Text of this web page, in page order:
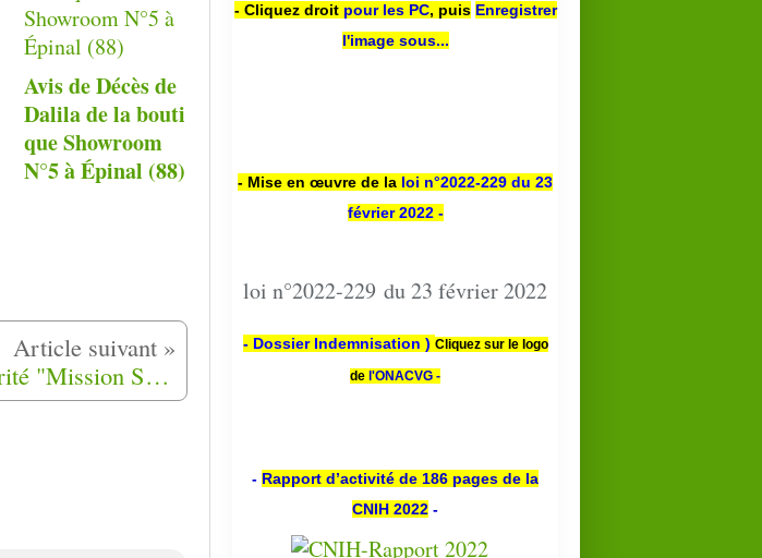
Avis de Décès de
Dalila de la bouti
que Showroom
N°5 à Épinal (88)
Rétablir la vérité "Mission Stora" Comment enterrer le passé ?, Mohand Hamoumou : Chacun doit assumer son histoire nationale
- Cliquez droit pour les PC, puis Enregistrer
l'image sous...
- Mise en œuvre de la loi n°2022-229 du 23
février 2022 -
loi n°2022-229 du 23 février 2022
- Dossier Indemnisation ) Cliquez sur le logo
de l'ONACVG -
- Rapport d’activité de 186 pages de la
CNIH 2022 -